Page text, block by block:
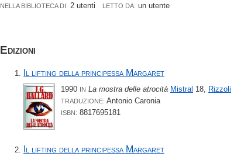
NELLA BIBLIOTECA DI: 2 utenti LETTO DA: un utente
Edizioni
Il lifting della principessa Margaret
1990 IN La mostra delle atrocità Mistral 18, Rizzoli
TRADUZIONE: Antonio Caronia
ISBN: 8817695181
Il lifting della principessa Margaret